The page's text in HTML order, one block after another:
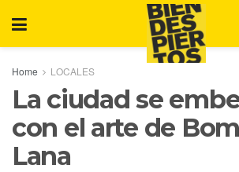
Home LOCALES
La ciudad se
con el arte de
Lana